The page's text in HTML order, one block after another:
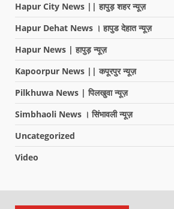
Hapur City News || हापुड़ शहर न्यूज़
Hapur Dehat News । हापुड देहात न्यूज़
Hapur News | हापुड़ न्यूज़
Kapoorpur News || कपूरपुर न्यूज़
Pilkhuwa News | पिलखुवा न्यूज़
Simbhaoli News । सिंभावली न्यूज़
Uncategorized
Video